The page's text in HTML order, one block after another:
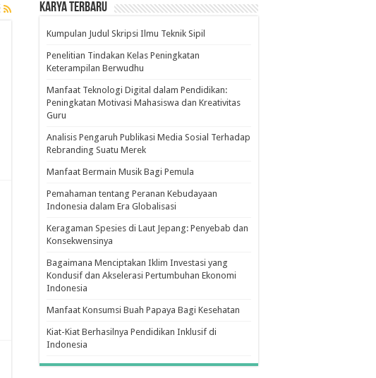
Karya Terbaru
Kumpulan Judul Skripsi Ilmu Teknik Sipil
Penelitian Tindakan Kelas Peningkatan
Keterampilan Berwudhu
Manfaat Teknologi Digital dalam Pendidikan:
Peningkatan Motivasi Mahasiswa dan Kreativitas
Guru
Analisis Pengaruh Publikasi Media Sosial Terhadap
Rebranding Suatu Merek
Manfaat Bermain Musik Bagi Pemula
Pemahaman tentang Peranan Kebudayaan
Indonesia dalam Era Globalisasi
Keragaman Spesies di Laut Jepang: Penyebab dan
Konsekwensinya
Bagaimana Menciptakan Iklim Investasi yang
Kondusif dan Akselerasi Pertumbuhan Ekonomi
Indonesia
Manfaat Konsumsi Buah Papaya Bagi Kesehatan
Kiat-Kiat Berhasilnya Pendidikan Inklusif di
Indonesia